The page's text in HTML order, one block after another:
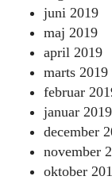
juni 2019
maj 2019
april 2019
marts 2019
februar
januar 2019
december
november
oktober